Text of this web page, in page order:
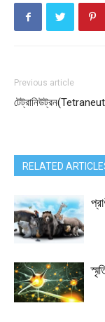
Previous article
RELATED